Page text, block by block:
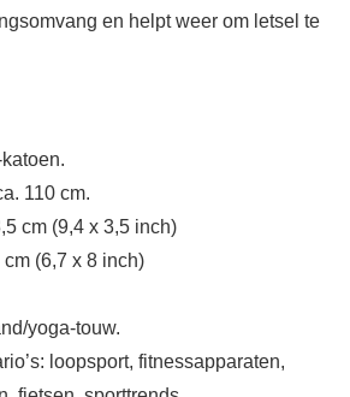
en helpt weer om letsel te
110 cm.
cm (9,4 x 3,5 inch)
(6,7 x 8 inch)
yoga-touw.
loopsport, fitnessapparaten,